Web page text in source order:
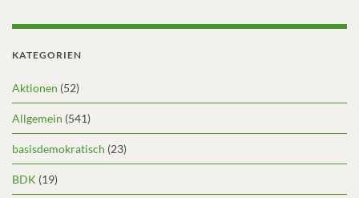
KATEGORIEN
Aktionen (52)
Allgemein (541)
basisdemokratisch (23)
BDK (19)